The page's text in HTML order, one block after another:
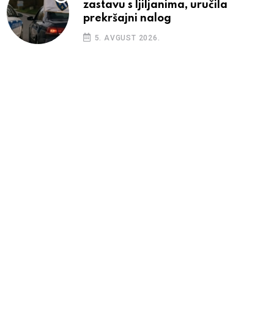
zastavu s ljiljanima, uručila
prekršajni nalog
5. AVGUST 2026.